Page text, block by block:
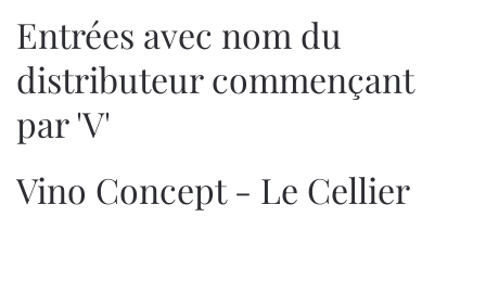
Entrées avec nom du
distributeur commençant
par 'V'
Vino Concept - Le Cellier